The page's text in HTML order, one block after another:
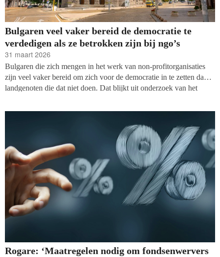
Bulgaren veel vaker bereid de democratie te
verdedigen als ze betrokken zijn bij ngo’s
31 maart 2026
Bulgaren die zich mengen in het werk van non-profitorganisaties
zijn veel vaker bereid om zich voor de democratie in te zetten dan
landgenoten die dat niet doen. Dat blijkt uit onderzoek van het
democratie te verdedigen ondanks persoonlijke risico’s (42 procent
tijden van crisis (31 procent ten opzichte van achttien procent).
Rogare: ‘Maatregelen nodig om fondsenwervers